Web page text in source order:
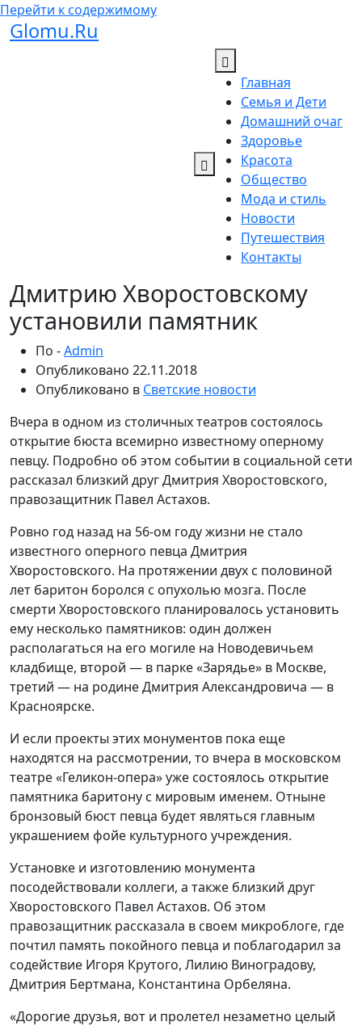
Перейти к содержимому
Glomu.Ru
Главная
Семья и Дети
Домашний очаг
Здоровье
Красота
Общество
Мода и стиль
Новости
Путешествия
Контакты
Дмитрию Хворостовскому
установили памятник
По -Admin
Опубликовано 22.11.2018
Опубликовано в Светские новости
Вчера в одном из столичных театров состоялось
открытие бюста всемирно известному оперному
певцу. Подробно об этом событии в социальной сети
рассказал близкий друг Дмитрия Хворостовского,
правозащитник Павел Астахов.
Ровно год назад на 56-ом году жизни не стало
известного оперного певца Дмитрия
Хворостовского. На протяжении двух с половиной
лет баритон боролся с опухолью мозга. После
смерти Хворостовского планировалось установить
ему несколько памятников: один должен
располагаться на его могиле на Новодевичьем
кладбище, второй — в парке «Зарядье» в Москве,
третий — на родине Дмитрия Александровича — в
Красноярске.
И если проекты этих монументов пока еще
находятся на рассмотрении, то вчера в московском
театре «Геликон-опера» уже состоялось открытие
памятника баритону с мировым именем. Отныне
бронзовый бюст певца будет являться главным
украшением фойе культурного учреждения.
Установке и изготовлению монумента
посодействовали коллеги, а также близкий друг
Хворостовского Павел Астахов. Об этом
правозащитник рассказала в своем микроблоге, где
почтил память покойного певца и поблагодарил за
содействие Игоря Крутого, Лилию Виноградову,
Дмитрия Бертмана, Константина Орбеляна.
«Дорогие друзья, вот и пролетел незаметно целый